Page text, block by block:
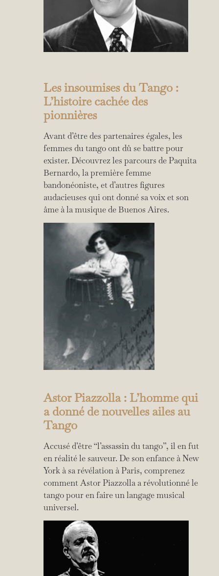
Les insoumises du Tango :
L’histoire cachée des
pionnières
Avant d’être des partenaires égales, les
femmes du tango ont dû se battre pour
exister. Découvrez les parcours de Paquita
Bernardo, la première femme
bandonéoniste, et d’autres figures
audacieuses qui ont donné sa voix et son
âme à la musique de Buenos Aires.
Astor Piazzolla : L’homme qui
a donné de nouvelles ailes au
Tango
Accusé d’être “l’assassin du tango”, il en fut
en réalité le sauveur. De son enfance à New
York à sa révélation à Paris, comprenez
comment Astor Piazzolla a révolutionné le
tango pour en faire un langage musical
universel.